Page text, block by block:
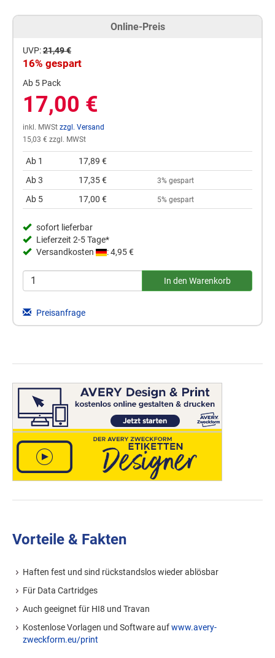
Online-Preis
UVP:21,49 €
16% gespart
Ab 5 Pack
17,00 €
inkl. MWSt zzgl. Versand
15,03 € zzgl. MWSt
Ab 1
17,89 €
Ab 3
17,35 € 3% gespart
Ab 5 17,00 € 5% gespart
sofort lieferbar
Lieferzeit 2-5 Tage*
Versandkosten
: 4,95 €
Preisanfrage
Vorteile & Fakten
Haften fest und sind rückstandslos wieder ablösbar
Für Data Cartridges
Auch geeignet für HI8 und Travan
Kostenlose Vorlagen und Software aufwww.avery-
zweckform.eu/print